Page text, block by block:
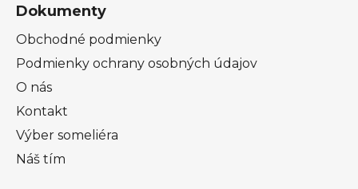
Dokumenty
Obchodné podmienky
Podmienky ochrany osobných údajov
O nás
Kontakt
Výber someliéra
Náš tím